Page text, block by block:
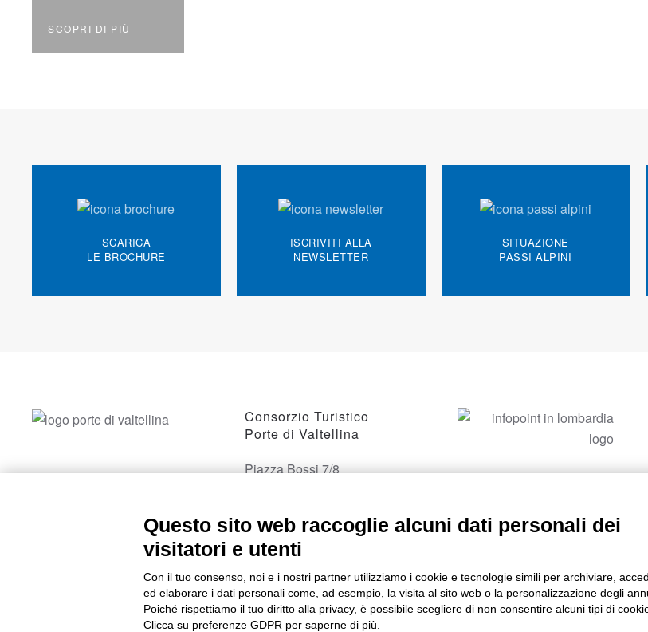
SCOPRI DI PIÙ
SCARICA
LE BROCHURE
ISCRIVITI ALLA
NEWSLETTER
SITUAZIONE
PASSI ALPINI
Consorzio Turistico
Porte di Valtellina
Piazza Bossi 7/8
Questo sito web raccoglie alcuni dati personali dei
visitatori e utenti
Con il tuo consenso, noi e i nostri partner utilizziamo i cookie e tecnologie simili per archiviare,
ed elaborare i dati personali come, ad esempio, la visita al sito web o la personalizzazione degli
Poiché rispettiamo il tuo diritto alla privacy, è possibile scegliere di non consentire alcuni tipi di
Clicca su preferenze GDPR per saperne di più.